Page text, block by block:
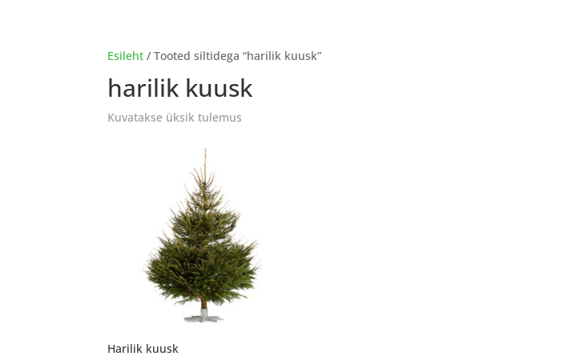
Esileht / Tooted siltidega “harilik kuusk”
harilik kuusk
Kuvatakse üksik tulemus
Harilik kuusk